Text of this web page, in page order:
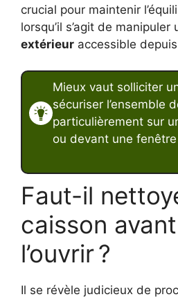
crucial pour maintenir
lorsqu’il s’agit de manipuler
extérieur accessible
Mieux vaut solliciter
sécuriser l’ensemble
particulièrement sur
ou devant une
Faut-il
caisson
l’ouvrir ?
Il se révèle judicieux de